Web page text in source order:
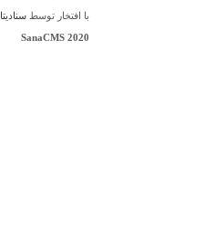
با افتخار توسط سنادیتا
SanaCMS 2020